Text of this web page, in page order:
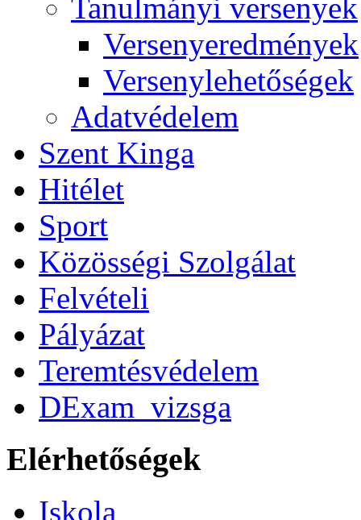
Tanulmányi versenyek
Versenyeredmények
Versenylehetőségek
Adatvédelem
Szent Kinga
Hitélet
Sport
Közösségi Szolgálat
Felvételi
Pályázat
Teremtésvédelem
DExam_vizsga
Elérhetőségek
Iskola